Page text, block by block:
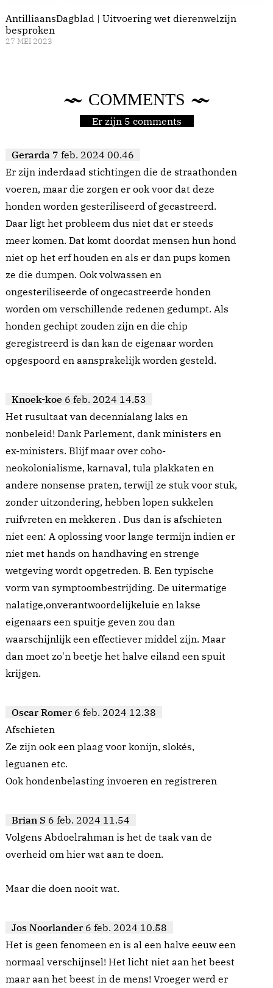
AntilliaansDagblad | Uitvoering wet dierenwelzijn
besproken
27 MEI 2023
COMMENTS
Er zijn 5 comments
Gerarda 7 feb. 2024 00.46
Er zijn inderdaad stichtingen die de straathonden
voeren, maar die zorgen er ook voor dat deze
honden worden gesteriliseerd of gecastreerd.
Daar ligt het probleem dus niet dat er steeds
meer komen. Dat komt doordat mensen hun hond
niet op het erf houden en als er dan pups komen
ze die dumpen. Ook volwassen en
ongesteriliseerde of ongecastreerde honden
worden om verschillende redenen gedumpt. Als
honden gechipt zouden zijn en die chip
geregistreerd is dan kan de eigenaar worden
opgespoord en aansprakelijk worden gesteld.
Knoek-koe 6 feb. 2024 14.53
Het rusultaat van decennialang laks en
nonbeleid! Dank Parlement, dank ministers en
ex-ministers. Blijf maar over coho-
neokolonialisme, karnaval, tula plakkaten en
andere nonsense praten, terwijl ze stuk voor stuk,
zonder uitzondering, hebben lopen sukkelen
ruifvreten en mekkeren . Dus dan is afschieten
niet een: A oplossing voor lange termijn indien er
niet met hands on handhaving en strenge
wetgeving wordt opgetreden. B. Een typische
vorm van symptoombestrijding. De uitermatige
nalatige,onverantwoordelijkeluie en lakse
eigenaars een spuitje geven zou dan
waarschijnlijk een effectiever middel zijn. Maar
dan moet zo'n beetje het halve eiland een spuit
krijgen.
Oscar Romer 6 feb. 2024 12.38
Afschieten
Ze zijn ook een plaag voor konijn, slokés,
leguanen etc.
Ook hondenbelasting invoeren en registreren
Brian S 6 feb. 2024 11.54
Volgens Abdoelrahman is het de taak van de
overheid om hier wat aan te doen.
Maar die doen nooit wat.
Jos Noorlander 6 feb. 2024 10.58
Het is geen fenomeen en is al een halve eeuw een
normaal verschijnsel! Het licht niet aan het beest
maar aan het beest in de mens! Vroeger werd er